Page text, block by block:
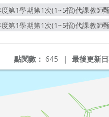
第1學期第1次(1~5招)代課教師
另開新視窗
第1學期第1次(1~5招)代課教師
最後更新日
點閱數： 645 |